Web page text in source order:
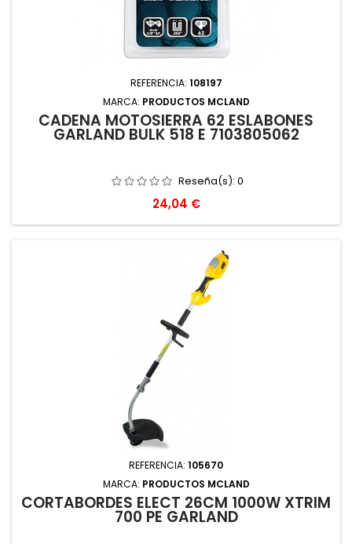
REFERENCIA: 108197
MARCA: PRODUCTOS MCLAND
CADENA MOTOSIERRA 62 ESLABONES
GARLAND BULK 518 E 7103805062
Reseña(s): 0
Precio
24,04 €
REFERENCIA: 105670
MARCA: PRODUCTOS MCLAND
CORTABORDES ELECT 26CM 1000W XTRIM
700 PE GARLAND